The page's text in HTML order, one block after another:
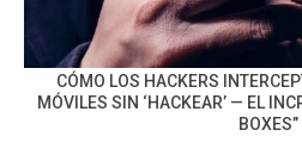
CÓMO LOS HACKERS
MÓVILES SIN ‘HACKEAR’ — EL
BOXES”